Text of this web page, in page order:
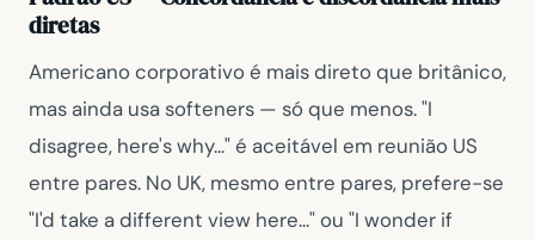
diretas
Americano corporativo é mais direto que britânico,
mas ainda usa softeners — só que menos."I
disagree, here's why..."é aceitável em reunião US
entre pares. No UK, mesmo entre pares, prefere-se
"I'd take a different view here..."ou "I wonder if